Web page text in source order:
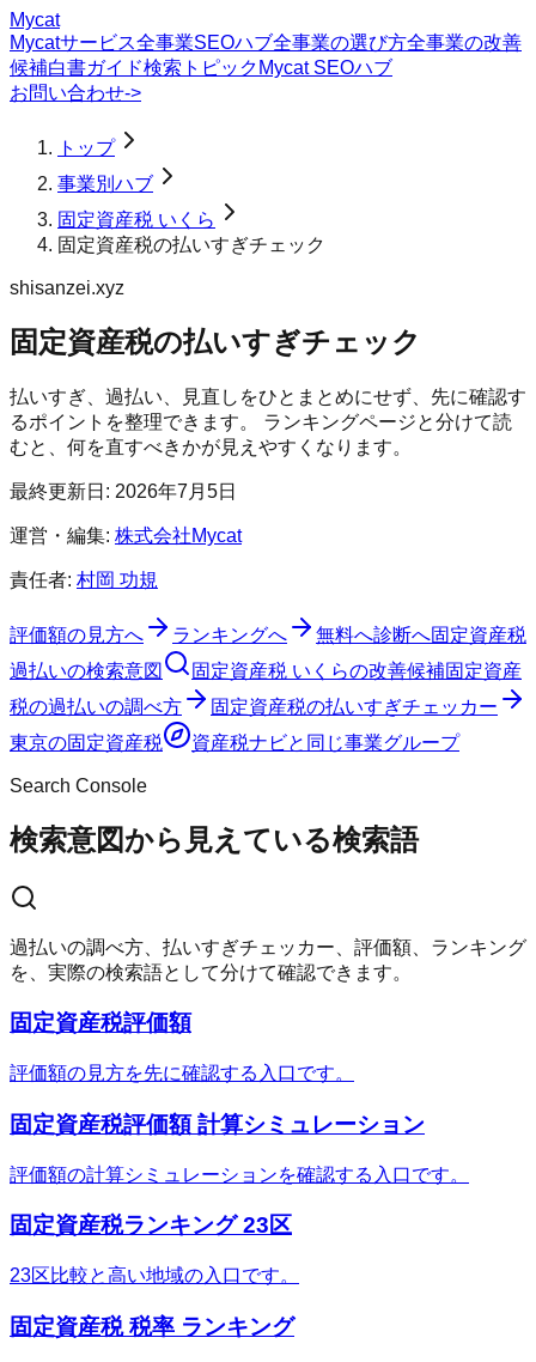
Mycat
Mycatサービス全事業SEOハブ全事業の選び方全事業の改善
候補白書ガイド検索トピック Mycat SEOハブ
お問い合わせ->
トップ
事業別ハブ
固定資産税 いくら
固定資産税の払いすぎチェック
shisanzei.xyz
固定資産税の払いすぎチェック
払いすぎ、過払い、見直しをひとまとめにせず、先に確認す
るポイントを整理できます。 ランキングページと分けて読
むと、何を直すべきかが見えやすくなります。
最終更新日: 2026年7月5日
運営・編集: 株式会社Mycat
責任者: 村岡 功規
評価額の見方へ ランキングへ 無料へ診断へ固定資産税
過払いの検索意図
固定資産税 いくらの改善候補固定資産
税の過払いの調べ方
固定資産税の払いすぎチェッカー
東京の固定資産税
資産税ナビと同じ事業グループ
Search Console
検索意図から見えている検索語
過払いの調べ方、払いすぎチェッカー、評価額、ランキング
を、実際の検索語として分けて確認できます。
固定資産税評価額
評価額の見方を先に確認する入口です。
固定資産税評価額 計算シミュレーション
評価額の計算シミュレーションを確認する入口です。
固定資産税ランキング 23区
23区比較と高い地域の入口です。
固定資産税 税率 ランキング